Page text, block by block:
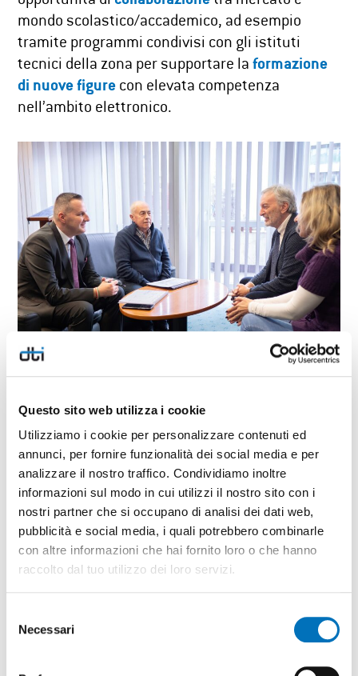
Questo sito web utilizza i cookie
Utilizziamo i cookie per personalizzare contenuti ed
annunci, per fornire funzionalità dei social media e per
analizzare il nostro traffico. Condividiamo inoltre
informazioni sul modo in cui utilizzi il nostro sito con i
nostri partner che si occupano di analisi dei dati web,
pubblicità e social media, i quali potrebbero combinarle
con altre informazioni che hai fornito loro o che hanno
raccolto dal tuo utilizzo dei loro servizi.
delNecessari
mondo scolastico/accademico, ad esempio
tramite programmi condivisi con gli istituti
tecnici della zona per supportare la formazione
di nuove figure con elevata competenza
nell’ambito elettronico.
condividi
ARTICOLI CORRELATI